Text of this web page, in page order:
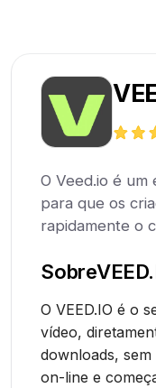
O Veed.io é
para que os
rapidamente o
Sobre
O VEED.IO é o
vídeo,
downloads,
on-line e